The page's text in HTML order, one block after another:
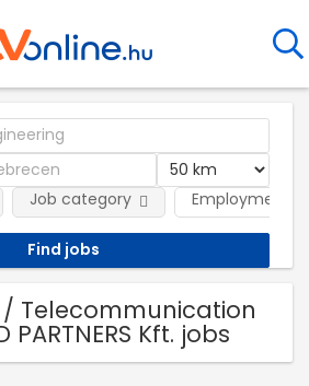
Employment
Job category
/ Telecommunication
PARTNERS Kft. jobs